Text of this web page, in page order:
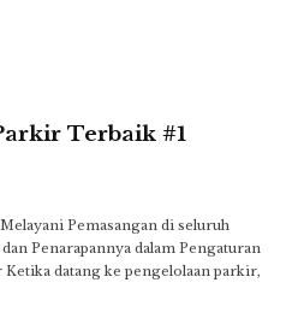
Terbaik #1
Pemasangan di seluruh
Penarapannya dalam Pengaturan
datang ke pengelolaan parkir,